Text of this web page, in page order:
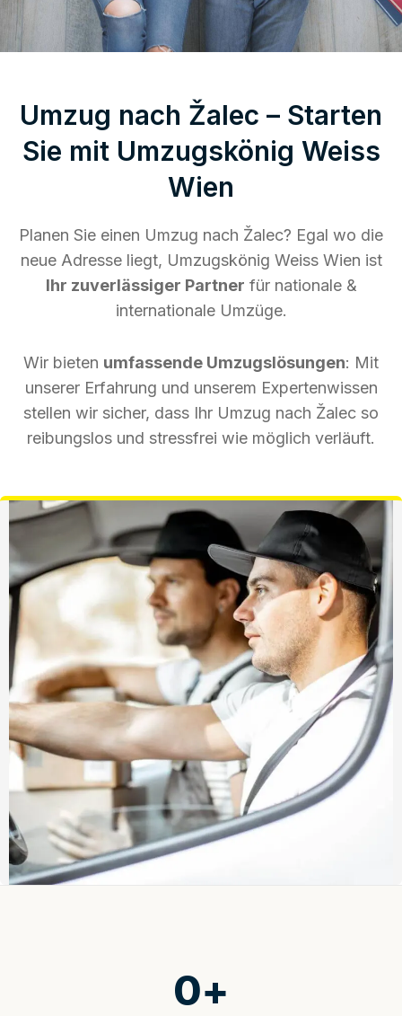
Umzug nach Žalec – Starten
Sie mit Umzugskönig Weiss
Wien
Planen Sie einen Umzug nach Žalec? Egal wo die
neue Adresse liegt, Umzugskönig Weiss Wien ist
Ihr zuverlässiger Partner für nationale &
internationale Umzüge.
Wir bieten umfassende Umzugslösungen: Mit
unserer Erfahrung und unserem Expertenwissen
stellen wir sicher, dass Ihr Umzug nach Žalec so
reibungslos und stressfrei wie möglich verläuft.
0+